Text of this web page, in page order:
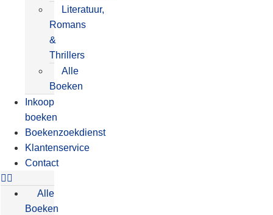
Literatuur,
Romans
&
Thrillers
Alle
Boeken
Inkoop
boeken
Boekenzoekdienst
Klantenservice
Contact
Alle
Boeken